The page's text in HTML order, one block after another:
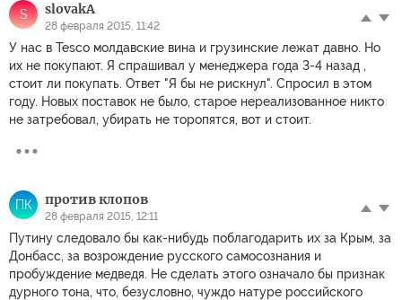
S slovakA
28 февраля 2015, 11:42
У нас в Tesco молдавские вина и грузинские лежат давно. Но
их не покупают. Я спрашивал у менеджера года 3-4 назад ,
стоит ли покупать. Ответ "Я бы не рискнул". Спросил в этом
году. Новых поставок не было, старое нереализованное никто
не затребовал, убирать не торопятся, вот и стоит.
ПК против клопов
28 февраля 2015, 12:11
Путину следовало бы как-нибудь поблагодарить их за Крым, за
Донбасс, за возрождение русского самосознания и
пробуждение медведя. Не сделать этого означало бы признак
дурного тона, что, безусловно, чуждо натуре российского